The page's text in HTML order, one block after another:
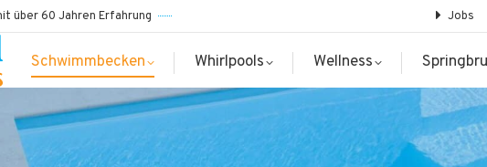
über 60 Jahren Erfahrung Jobs
Schwimmbecken Whirlpools Wellness